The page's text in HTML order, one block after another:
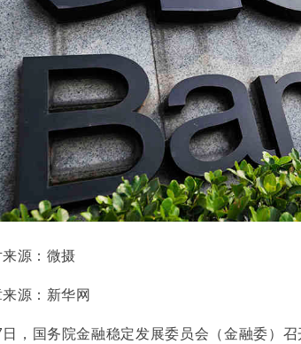
：微摄
：新华网
国务院金融稳定发展委员会（金融委）召